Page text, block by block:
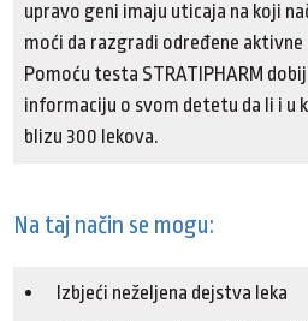
upravo geni imaju uticaja na koji
moći da razgradi određene aktivne
Pomoću testa STRATIPHARM
informaciju o svom detetu da li i u
blizu 300 lekova.
Na taj način se mogu:
Izbjeći neželjena dejstva leka